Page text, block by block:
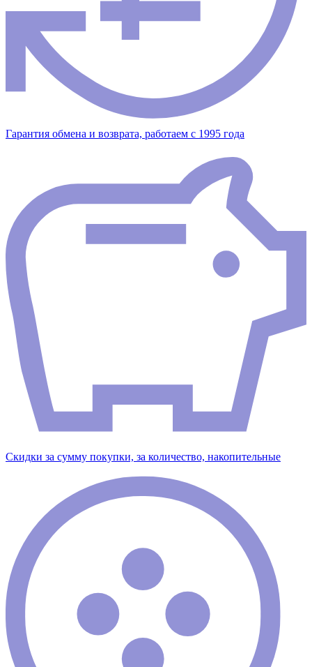
Гарантия обмена и возврата, работаем с 1995 года
Скидки за сумму покупки, за количество, накопительные